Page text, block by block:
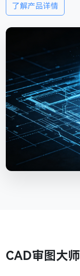
了解产品详情
CAD审图大师